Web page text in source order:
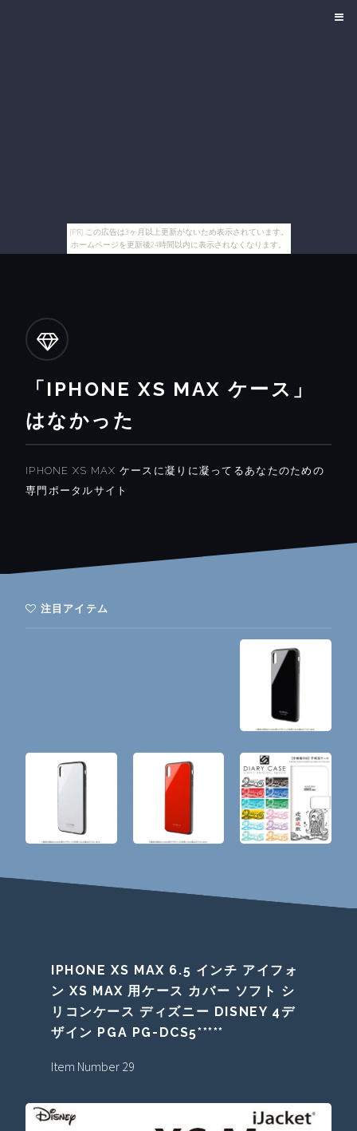
[PR] この広告は3ヶ月以上更新がないため表示されています。
ホームページを更新後24時間以内に表示されなくなります。
「IPHONE XS MAX ケース」
はなかった
IPHONE XS MAX ケースに凝りに凝ってるあなたのための
専門ポータルサイト
注目アイテム
IPHONE XS MAX 6.5 インチ アイフォ
ン XS MAX 用ケース カバー ソフト シ
リコンケース ディズニー DISNEY 4デ
ザイン PGA PG-DCS5*****
Item Number 29